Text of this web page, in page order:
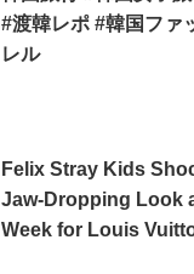
#渡韓レポ #韓国ファ
レル
Felix Stray Kids
Jaw-Dropping Look
Week for Louis